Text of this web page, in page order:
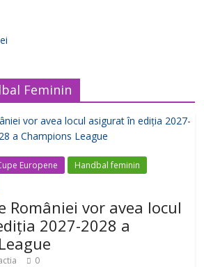
Feminin
Europene
Handbal feminin
României vor avea locul
2027-2028 a
0